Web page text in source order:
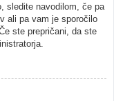
sledite navodilom, če pa
ali pa vam je sporočilo
ste prepričani, da ste